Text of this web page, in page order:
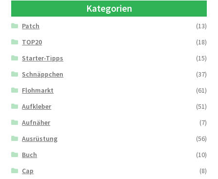
Kategorien
Patch
(13)
TOP20
(18)
Starter-Tipps
(15)
Schnäppchen
(37)
Flohmarkt
(61)
Aufkleber
(51)
Aufnäher
(7)
Ausrüstung
(56)
Buch
(10)
Cap
(8)